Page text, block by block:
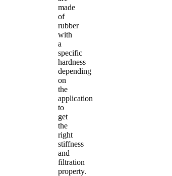
made
of
rubber
with
a
specific
hardness
depending
on
the
application
to
get
the
right
stiffness
and
filtration
property.